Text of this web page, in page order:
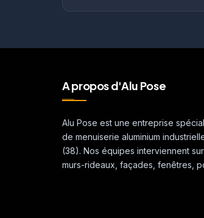
A propos d'Alu Pose
Alu Pose est une entreprise
de menuiserie aluminium
(38). Nos équipes interviennent
murs-rideaux, façades, fenêtres,